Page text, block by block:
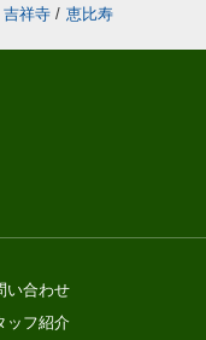
吉祥寺 / 恵比寿
い合わせ
ッフ紹介